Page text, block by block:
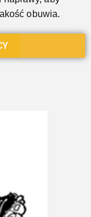
obuwia.